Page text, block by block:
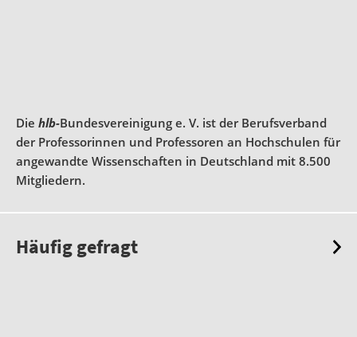
Die hlb-Bundesvereinigung e. V. ist der Berufsverband
der Professorinnen und Professoren an Hochschulen für
angewandte Wissenschaften in Deutschland mit 8.500
Mitgliedern.
Häufig gefragt